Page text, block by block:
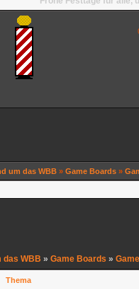
um das WBB » Game Boards »
das WBB » Game Boards »
Thema